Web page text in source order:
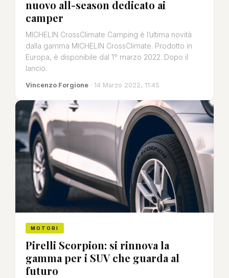
nuovo all-season dedicato ai
camper
MICHELIN CrossClimate Camping è l’ultima novità
dalla gamma MICHELIN CrossClimate. Prodotto in
Europa, è disponibile dal 1° marzo 2022. Dopo il
lancio.
Vincenzo Forgione · 14 Marzo 2022, 11:45
MOTORI
Pirelli Scorpion: si rinnova la
gamma per i SUV che guarda al
futuro